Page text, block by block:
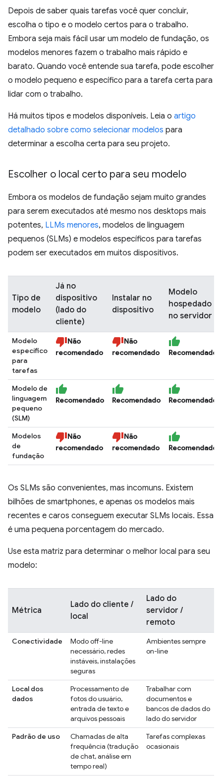
Depois de saber quais tarefas você quer concluir,
escolha o tipo e o modelo certos para o trabalho.
Embora seja mais fácil usar um modelo de fundação, os
modelos menores fazem o trabalho mais rápido e
barato. Quando você entende sua tarefa, pode escolher
o modelo pequeno e específico para a tarefa certa para
lidar com o trabalho.
Há muitos tipos e modelos disponíveis. Leia o artigo
detalhado sobre como selecionar modelos para
determinar a escolha certa para seu projeto.
Escolher o local certo para seu modelo
Embora os modelos de fundação sejam muito grandes
para serem executados até mesmo nos desktops mais
potentes, LLMs menores, modelos de linguagem
pequenos (SLMs) e modelos específicos para tarefas
podem ser executados em muitos dispositivos.
Tipo de
modelo
Já no
dispositivo
(lado do
cliente)
Instalar no
dispositivo
Modelo
hospedado
no servidor
Modelo
específico
para
tarefas
Não
recomendado
Não
recomendado
Recomendado
Modelo de
linguagem
pequeno
(SLM)
Recomendado Recomendado Recomendado
Modelos
de
fundação
Não
recomendado
Não
recomendado
Recomendado
Os SLMs são convenientes, mas incomuns. Existem
bilhões de smartphones, e apenas os modelos mais
recentes e caros conseguem executar SLMs locais. Essa
é uma pequena porcentagem do mercado.
Use esta matriz para determinar o melhor local para seu
modelo:
Métrica
Lado do cliente /
local
Lado do
servidor /
remoto
Conectividade
Modo off-line
necessário, redes
instáveis, instalações
seguras
Ambientes sempre
on-line
Local dos
dados
Processamento de
fotos do usuário,
entrada de texto e
arquivos pessoais
Trabalhar com
documentos e
bancos de dados do
lado do servidor
Padrão de uso
Chamadas de alta
frequência (tradução
de chat, análise em
tempo real)
Tarefas complexas
ocasionais